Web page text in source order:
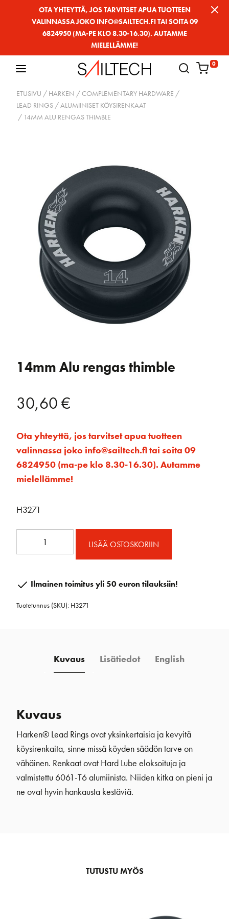
OTA YHTEYTTÄ, JOS TARVITSET APUA TUOTTEEN
VALINNASSA JOKO INFO@SAILTECH.FI TAI SOITA 09
6824950 (MA-PE KLO 8.30-16.30). AUTAMME
MIELELLÄMME!
0
ETUSIVU / HARKEN /COMPLEMENTARY HARDWARE /
LEAD RINGS / ALUMIINISET KÖYSIRENKAAT
/ 14MM ALU RENGAS THIMBLE
14mm Alu rengas thimble
30,60€
Ota yhteyttä, jos tarvitset apua tuotteen
valinnassa joko info@sailtech.fi tai soita 09
6824950 (ma-pe klo 8.30-16.30). Autamme
mielellämme!
H3271
thimble
LISÄÄ OSTOSKORIIN
Ilmainen toimitus yli 50 euron tilauksiin!
Tuotetunnus (SKU): H3271
Kuvaus Lisätiedot English
Kuvaus
Harken® Lead Rings ovat yksinkertaisia ja kevyitä
köysirenkaita, sinne missä köyden säädön tarve on
vähäinen. Renkaat ovat Hard Lube eloksoituja ja
valmistettu 6061-T6 alumiinista. Niiden kitka on pieni ja
ne ovat hyvin hankausta kestäviä.
TUTUSTU MYÖS